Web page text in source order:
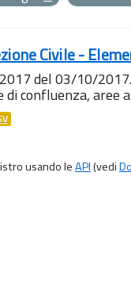
Civile -
del 03/10/
confluenza, aree
usando leAPI(vedi